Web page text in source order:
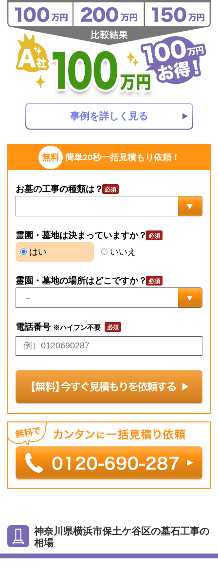
無料 簡単20秒一括見積もり依頼！
お墓の工事の種類は？
霊園・墓地は決まっていますか？
はい
いいえ
霊園・墓地の場所はどこですか？
電話番号 ※ハイフン不要
事例を詳しく見る
神奈川県横浜市保土ケ谷区の墓石工事の
相場